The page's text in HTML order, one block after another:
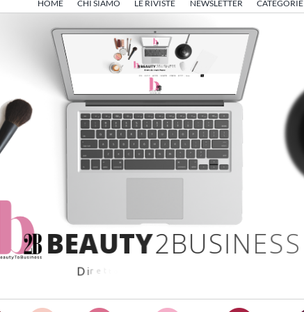
HOME CHI SIAMO LE RIVISTE NEWSLETTER CATEGORIE
BEAUTY2BUSINESS
Dir e